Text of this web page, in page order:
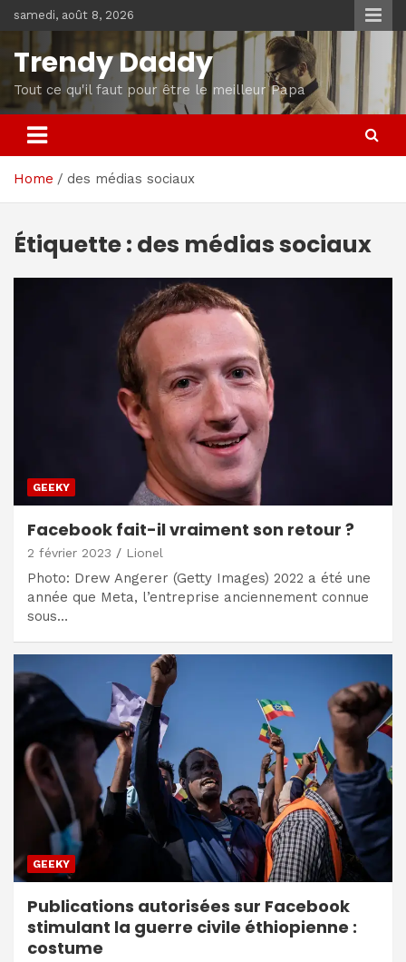
to
content
samedi, août 8, 2026
Trendy Daddy
Tout ce qu'il faut pour être le meilleur Papa
Home des médias sociaux
Étiquette : des médias sociaux
GEEKY
Facebook fait-il vraiment son retour ?
2 février 2023 Lionel
Photo: Drew Angerer (Getty Images) 2022 a été une
année que Meta, l’entreprise anciennement connue
sous…
GEEKY
Publications autorisées sur Facebook
stimulant la guerre civile éthiopienne :
costume